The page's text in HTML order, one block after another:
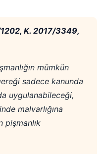
K. 2017/3349,
mümkün
sadece kanunda
uygulanabileceği,
malvarlığına
pişmanlık